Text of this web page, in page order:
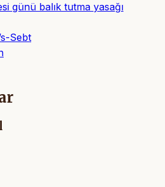
günü balık tutma yasağı
Sebt